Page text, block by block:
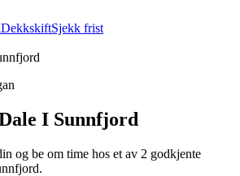
DekkskiftSjekk frist
I Sunnfjord
og be om time hos et av 2 godkjente
.